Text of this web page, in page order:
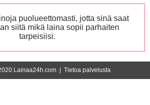
puolueettomasti, jotta sinä saat
siitä mikä laina sopii parhaiten
tarpeisiisi.
Lainaa24h.com | Tietoa palvelusta